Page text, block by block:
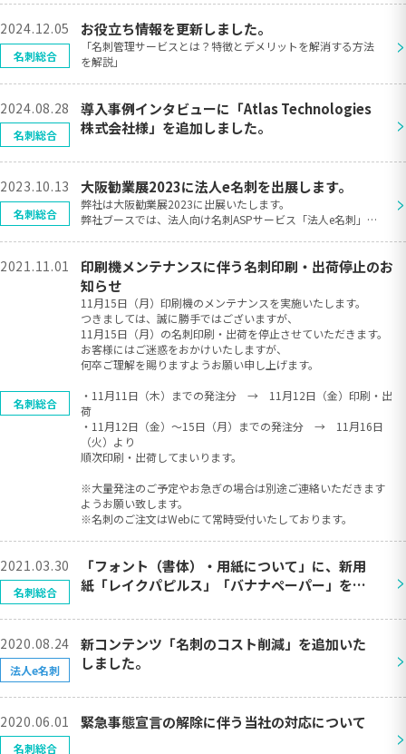
2024.12.05 お役立ち情報を更新しました。
「名刺管理サービスとは？特徴とデメリットを解消する方法
を解説」
>
名刺総合
2024.08.28
導入事例インタビューに「Atlas Technologies
株式会社様」を追加しました。
>
名刺総合
2023.10.13 大阪勧業展2023に法人e名刺を出展します。
弊社は大阪勧業展2023に出展いたします。
弊社ブースでは、法人向け名刺ASPサービス「法人e名刺」の
す。ぜひ、ご来場ください。
展示会： 大阪勧業展2023
会 期： 2023年10月18日(水）～19日（木）
時 間： 18日 10:00～17:00
19日 09:30～16:00
会 場： マイドームおおさか（大阪府大阪市中央区本町橋
２−５）
ブース： 3F B-05
製 品： 法人向け名刺ASPサービス「法人e名刺」
>
名刺総合
2021.11.01
印刷機メンテナンスに伴う名刺印刷・出荷停止のお
知らせ
11月15日（月）印刷機のメンテナンスを実施いたします。
つきましては、誠に勝手ではございますが、
11月15日（月）の名刺印刷・出荷を停止させていただきます。
お客様にはご迷惑をおかけいたしますが、
何卒ご理解を賜りますようお願い申し上げます。
・11月11日（木）までの発注分 → 11月12日（金）印刷・出
荷
・11月12日（金）～15日（月）までの発注分 → 11月16日
（火）より
順次印刷・出荷してまいります。
※大量発注のご予定やお急ぎの場合は別途ご連絡いただきます
ようお願い致します。
※名刺のご注文はWebにて常時受付いたしております。
名刺総合
2021.03.30
「フォント（書体）・用紙について」に、新用
紙「レイクパピルス」「バナナペーパー」を追
>
名刺総合
2020.08.24
新コンテンツ「名刺のコスト削減」を追加いた
しました。
>
法人e名刺
2020.06.01 緊急事態宣言の解除に伴う当社の対応について
>
名刺総合